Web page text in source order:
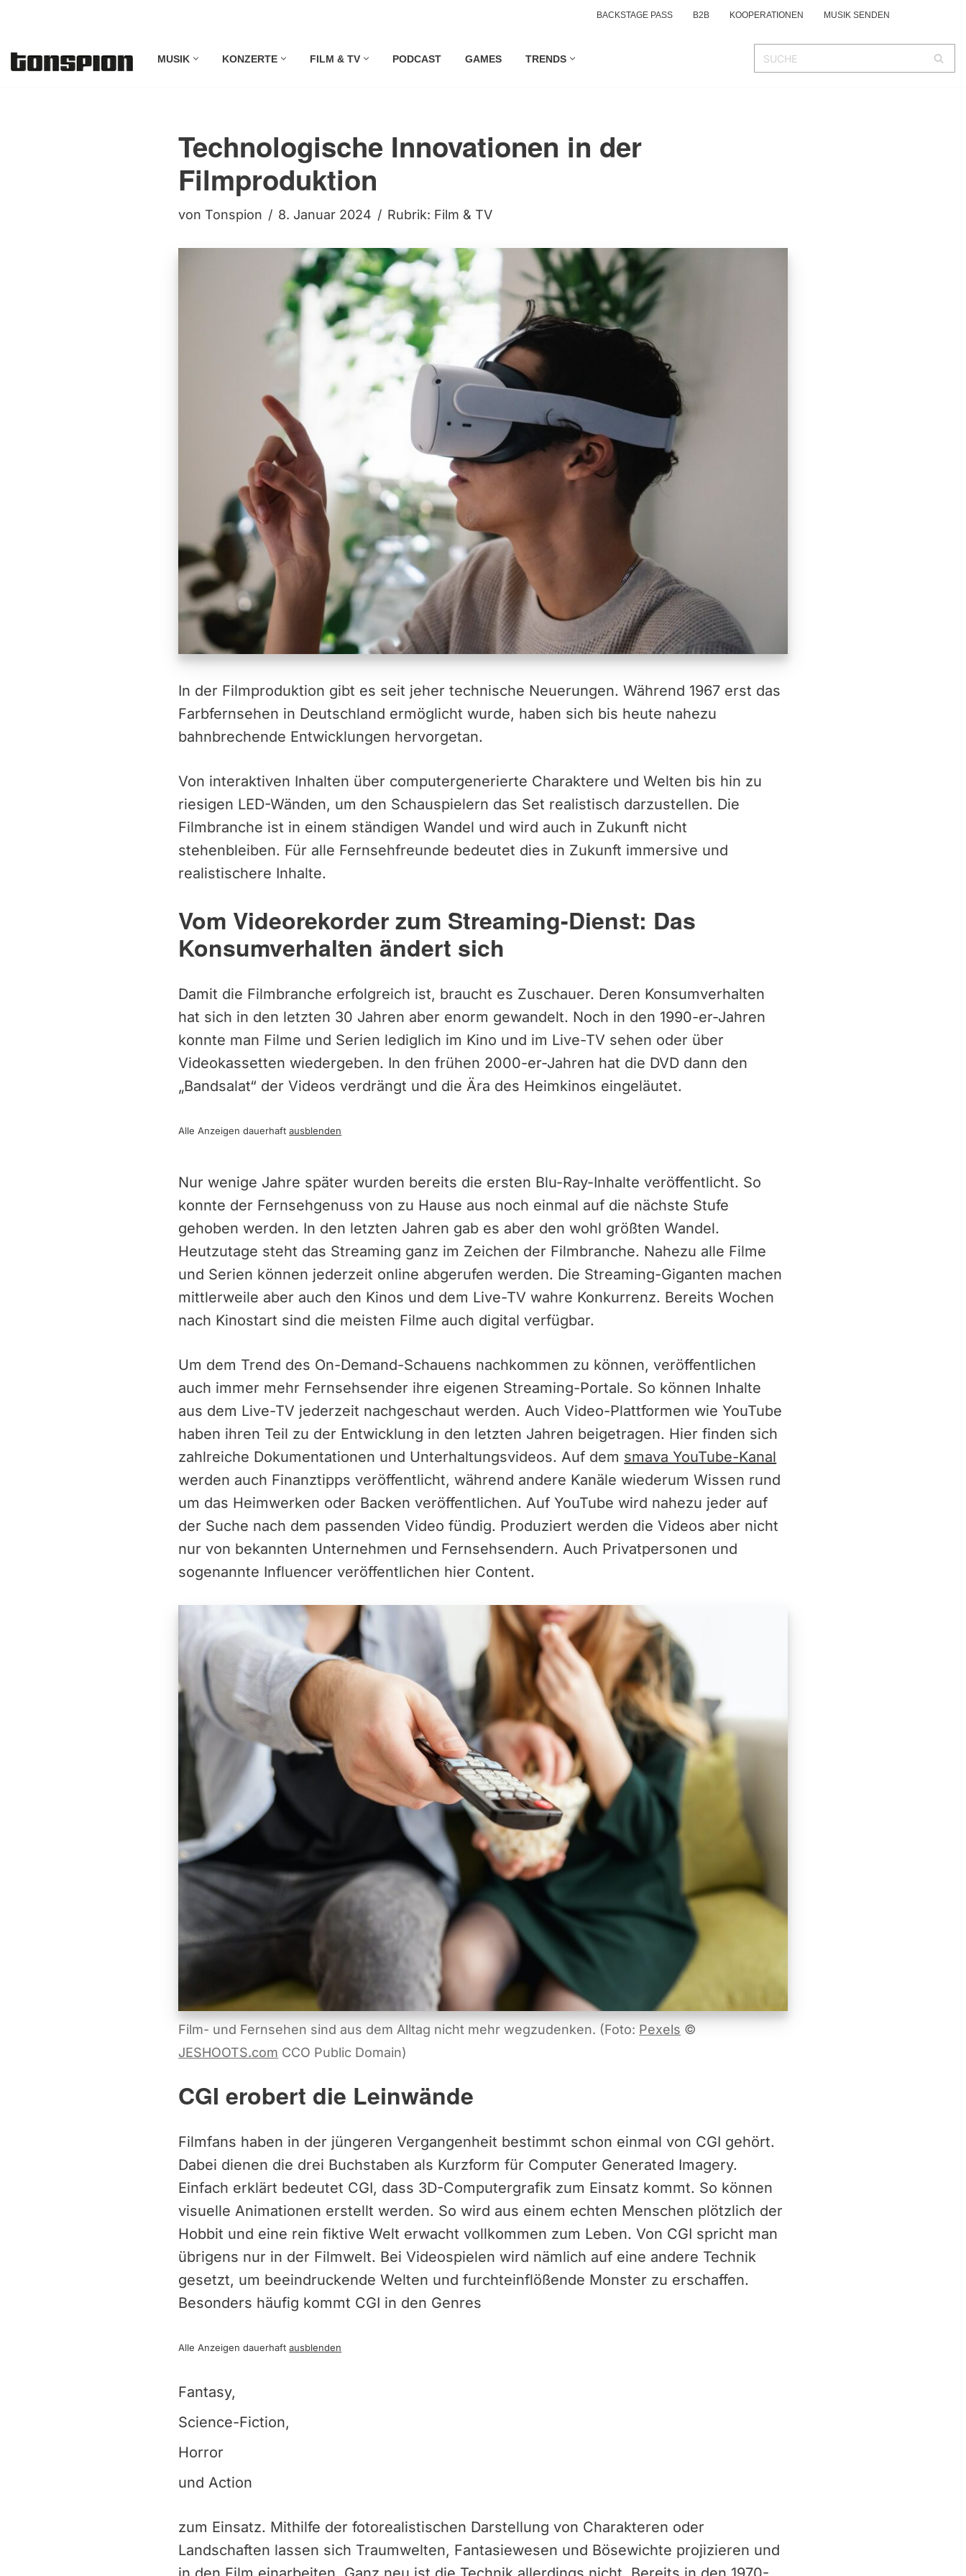
Inhalt
BACKSTAGE PASS B2B KOOPERATIONEN MUSIK SENDEN
MUSIK KONZERTE FILM & TV PODCAST GAMES TRENDS
Technologische Innovationen in der
Filmproduktion
vonTonspion 8. Januar 2024 Rubrik: Film & TV
In der Filmproduktion gibt es seit jeher technische Neuerungen. Während 1967 erst das
Farbfernsehen in Deutschland ermöglicht wurde, haben sich bis heute nahezu
bahnbrechende Entwicklungen hervorgetan.
Von interaktiven Inhalten über computergenerierte Charaktere und Welten bis hin zu
riesigen LED-Wänden, um den Schauspielern das Set realistisch darzustellen. Die
Filmbranche ist in einem ständigen Wandel und wird auch in Zukunft nicht
stehenbleiben. Für alle Fernsehfreunde bedeutet dies in Zukunft immersive und
realistischere Inhalte.
Vom Videorekorder zum Streaming-Dienst: Das
Konsumverhalten ändert sich
Damit die Filmbranche erfolgreich ist, braucht es Zuschauer. Deren Konsumverhalten
hat sich in den letzten 30 Jahren aber enorm gewandelt. Noch in den 1990-er-Jahren
konnte man Filme und Serien lediglich im Kino und im Live-TV sehen oder über
Videokassetten wiedergeben. In den frühen 2000-er-Jahren hat die DVD dann den
„Bandsalat“ der Videos verdrängt und die Ära des Heimkinos eingeläutet.
Alle Anzeigen dauerhaftausblenden
Nur wenige Jahre später wurden bereits die ersten Blu-Ray-Inhalte veröffentlicht. So
konnte der Fernsehgenuss von zu Hause aus noch einmal auf die nächste Stufe
gehoben werden. In den letzten Jahren gab es aber den wohl größten Wandel.
Heutzutage steht das Streaming ganz im Zeichen der Filmbranche. Nahezu alle Filme
und Serien können jederzeit online abgerufen werden. Die Streaming-Giganten machen
mittlerweile aber auch den Kinos und dem Live-TV wahre Konkurrenz. Bereits Wochen
nach Kinostart sind die meisten Filme auch digital verfügbar.
Um dem Trend des On-Demand-Schauens nachkommen zu können, veröffentlichen
auch immer mehr Fernsehsender ihre eigenen Streaming-Portale. So können Inhalte
aus dem Live-TV jederzeit nachgeschaut werden. Auch Video-Plattformen wie YouTube
haben ihren Teil zu der Entwicklung in den letzten Jahren beigetragen. Hier finden sich
zahlreiche Dokumentationen und Unterhaltungsvideos. Auf dem smava YouTube-Kanal
werden auch Finanztipps veröffentlicht, während andere Kanäle wiederum Wissen rund
um das Heimwerken oder Backen veröffentlichen. Auf YouTube wird nahezu jeder auf
der Suche nach dem passenden Video fündig. Produziert werden die Videos aber nicht
nur von bekannten Unternehmen und Fernsehsendern. Auch Privatpersonen und
sogenannte Influencer veröffentlichen hier Content.
Film- und Fernsehen sind aus dem Alltag nicht mehr wegzudenken. (Foto: Pexels ©
JESHOOTS.com CCO Public Domain)
CGI erobert die Leinwände
Filmfans haben in der jüngeren Vergangenheit bestimmt schon einmal von CGI gehört.
Dabei dienen die drei Buchstaben als Kurzform für Computer Generated Imagery.
Einfach erklärt bedeutet CGI, dass 3D-Computergrafik zum Einsatz kommt. So können
visuelle Animationen erstellt werden. So wird aus einem echten Menschen plötzlich der
Hobbit und eine rein fiktive Welt erwacht vollkommen zum Leben. Von CGI spricht man
übrigens nur in der Filmwelt. Bei Videospielen wird nämlich auf eine andere Technik
gesetzt, um beeindruckende Welten und furchteinflößende Monster zu erschaffen.
Besonders häufig kommt CGI in den Genres
Alle Anzeigen dauerhaftausblenden
Fantasy,
Science-Fiction,
Horror
und Action
zum Einsatz. Mithilfe der fotorealistischen Darstellung von Charakteren oder
Landschaften lassen sich Traumwelten, Fantasiewesen und Bösewichte projizieren und